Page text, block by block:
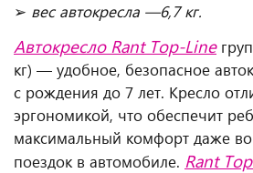
➢ вес автокресла —6,7 кг.
Автокресло Rant Top-Line
кг) — удобное, безопасное
с рождения до 7 лет. Кресло
эргономикой, что обеспечит
максимальный комфорт даже
поездок в автомобиле. Rant